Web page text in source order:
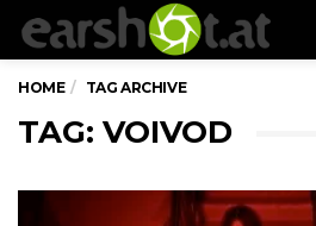
HOME TAG ARCHIVE
TAG: VOIVOD